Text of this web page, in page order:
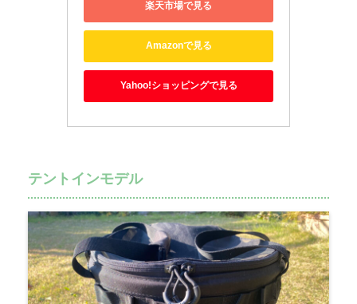
楽天市場で見る
Amazonで見る
Yahoo!ショッピングで見る
テントインモデル